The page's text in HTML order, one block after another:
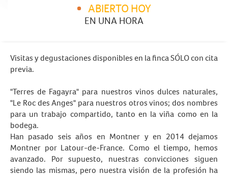
ABIERTO HOY
EN UNA HORA
Visitas y degustaciones disponibles en la finca SÓLO con cita
previa.
"Terres de Fagayra" para nuestros vinos dulces naturales,
"Le Roc des Anges" para nuestros otros vinos; dos nombres
para un trabajo compartido, tanto en la viña como en la
bodega.
Han pasado seis años en Montner y en 2014 dejamos
Montner por Latour-de-France. Como el tiempo, hemos
avanzado. Por supuesto, nuestras convicciones siguen
siendo las mismas, pero nuestra visión de la profesión ha